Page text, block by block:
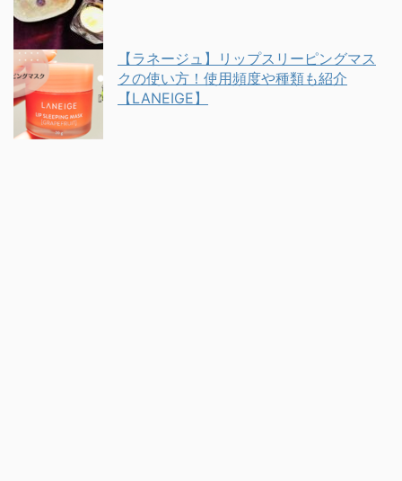
【ラネージュ】リップスリーピングマス
クの使い方！使用頻度や種類も紹介
【LANEIGE】